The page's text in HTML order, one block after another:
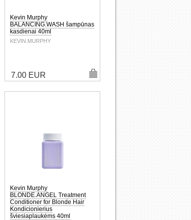
Kevin Murphy
BALANCING.WASH šampūnas
kasdienai 40ml
KEVIN.MURPHY
7.00 EUR
Kevin Murphy
BLONDE.ANGEL Treatment
Conditioner for Blonde Hair
Kondicionierius
šviesiaplaukėms 40ml